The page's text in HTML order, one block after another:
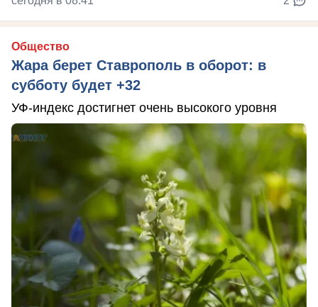
Общество
Жара берет Ставрополь в оборот: в
субботу будет +32
УФ-индекс достигнет очень высокого уровня